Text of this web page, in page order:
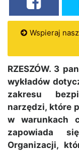
Wspieraj
RZESZÓW. 3
wykładów
zakresu
narzędzi, które
w warunkach
zapowiada
Organizacji,